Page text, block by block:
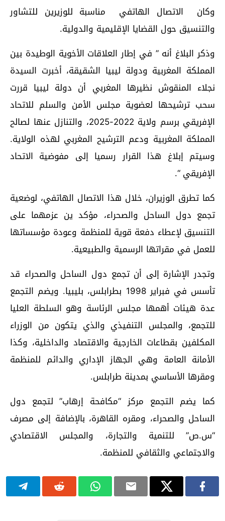
وكان الاتصال الهاتفي مناسبة للوزيرين للتشاور
والتنسيق حول القضايا الإقليمية والدولية.
وذكر البلاغ أنه ” في إطار العلاقات الأخوية الوطيدة بين
المملكة المغربية ودولة ليبيا الشقيقة، أخبرت السيدة
نجلاء المنقوش نظيرها المغربي أن دولة ليبيا قررت
سحب ترشيحها لعضوية مجلس الأمن والسلم للاتحاد
الإفريقي برسم ولاية 2022-2025، والتنازل عنها لصالح
المملكة المغربية ودعم الترشيح المغربي لهذه الولاية.
وسيتم إبلاغ هذا القرار رسميا إلى مفوضية الاتحاد
الإفريقي “.
كما تطرق الوزيران، خلال هذا الاتصال الهاتفي، لوضعية
تجمع دول الساحل والصحراء، مؤكد ين عزمهما على
التنسيق لإعطاء دفعة قوية للمنظمة وعودة مؤسساتها
للعمل في مقراتها الرسمية والطبيعية.
وتجدر الإشارة إلى أن تجمع دول الساحل والصحراء قد
تأسس في فبراير 1998 بطرابلس، بليبيا. ويضم التجمع
عدة هيئات أهمها مجلس الرئاسة وهو السلطة العليا
للتجمع، والمجلس التنفيذي والذي يتكون من الوزراء
المكلفين بقطاعات الخارجية والاقتصاد والداخلية، وكذا
الأمانة العامة وهي الجهاز الإداري والدائم للمنظمة
ومقرها الأساسي بمدينة طرابلس.
كما يضم التجمع مركز “مكافحة إرهاب” لتجمع دول
الساحل والصحراء، ومقره القاهرة، بالإضافة إلى مصرف
“س.ص” للتنمية والتجارة، والمجلس الاقتصادي
والاجتماعي والثقافي للمنظمة.